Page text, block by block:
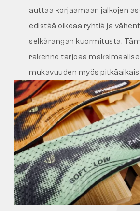
auttaa korjaamaan jalkojen
edistää oikeaa ryhtiä ja
selkärangan kuormitusta.
rakenne tarjoaa
mukavuuden myös